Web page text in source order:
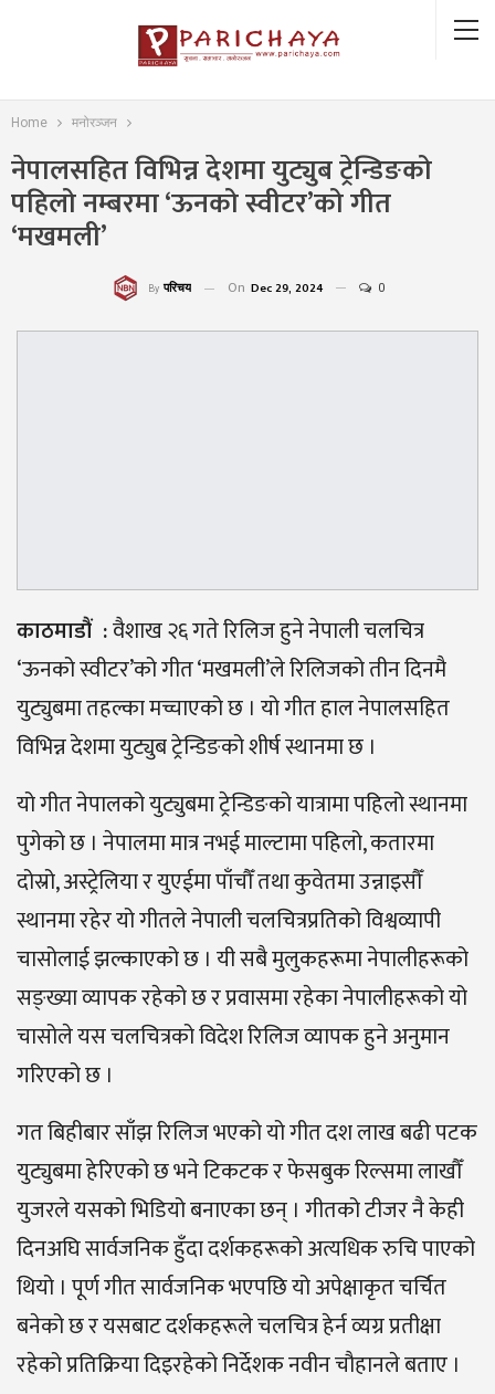
Home मनोरञ्जन
नेपालसहित विभिन्न देशमा युट्युब ट्रेन्डिङको
पहिलो नम्बरमा ‘ऊनको स्वीटर’को गीत
‘मखमली’
By परिचय On Dec 29, 2024 0
काठमाडौं :वैशाख २६ गते रिलिज हुने नेपाली चलचित्र
‘ऊनको स्वीटर’को गीत ‘मखमली’ले रिलिजको तीन दिनमै
युट्युबमा तहल्का मच्चाएको छ । यो गीत हाल नेपालसहित
विभिन्न देशमा युट्युब ट्रेन्डिङको शीर्ष स्थानमा छ ।
यो गीत नेपालको युट्युबमा ट्रेन्डिङको यात्रामा पहिलो स्थानमा
पुगेको छ । नेपालमा मात्र नभई माल्टामा पहिलो, कतारमा
दोस्रो, अस्ट्रेलिया र युएईमा पाँचौँ तथा कुवेतमा उन्नाइसौँ
स्थानमा रहेर यो गीतले नेपाली चलचित्रप्रतिको विश्वव्यापी
चासोलाई झल्काएको छ । यी सबै मुलुकहरूमा नेपालीहरूको
सङ्ख्या व्यापक रहेको छ र प्रवासमा रहेका नेपालीहरूको यो
चासोले यस चलचित्रको विदेश रिलिज व्यापक हुने अनुमान
गरिएको छ ।
गत बिहीबार साँझ रिलिज भएको यो गीत दश लाख बढी पटक
युट्युबमा हेरिएको छ भने टिकटक र फेसबुक रिल्समा लाखौँ
युजरले यसको भिडियो बनाएका छन् । गीतको टीजर नै केही
दिनअघि सार्वजनिक हुँदा दर्शकहरूको अत्यधिक रुचि पाएको
थियो । पूर्ण गीत सार्वजनिक भएपछि यो अपेक्षाकृत चर्चित
बनेको छ र यसबाट दर्शकहरूले चलचित्र हेर्न व्यग्र प्रतीक्षा
रहेको प्रतिक्रिया दिइरहेको निर्देशक नवीन चौहानले बताए ।